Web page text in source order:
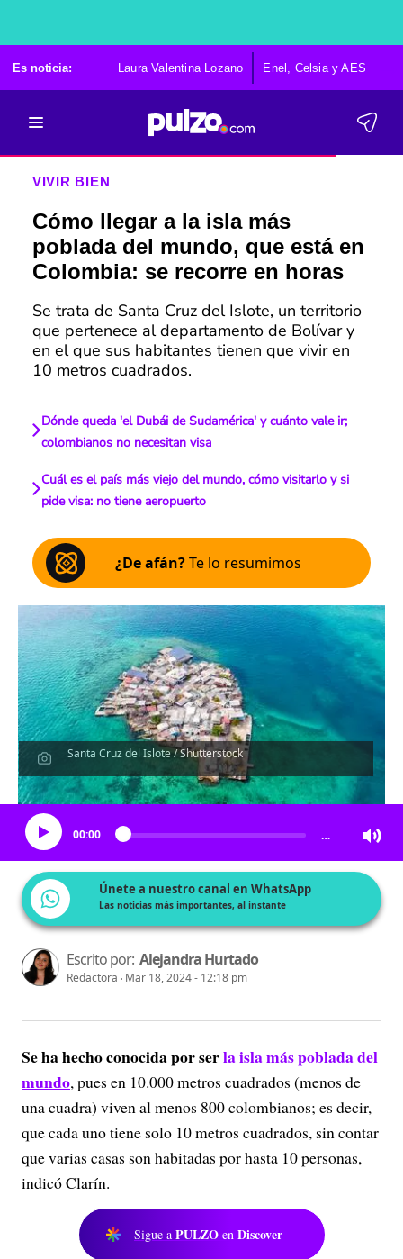
Es noticia: Laura Valentina Lozano Enel, Celsia y AES
VIVIR BIEN
Cómo llegar a la isla más
poblada del mundo, que está en
Colombia: se recorre en horas
Se trata de Santa Cruz del Islote, un territorio
que pertenece al departamento de Bolívar y
en el que sus habitantes tienen que vivir en
10 metros cuadrados.
Dónde queda 'el Dubái de Sudamérica' y cuánto vale ir;
colombianos no necesitan visa
Cuál es el país más viejo del mundo, cómo visitarlo y si
pide visa: no tiene aeropuerto
¿De afán?Te lo resumimos
Santa Cruz del Islote / Shutterstock
Escucha el artículo
00:00 …
Únete a nuestro canal en WhatsApp
Las noticias más importantes, al instante
Escrito por: Alejandra Hurtado
Redactora Mar 18, 2024 - 12:18 pm
Se ha hecho conocida por serla isla más poblada del
mundo, pues en 10.000 metros cuadrados (menos de
una cuadra) viven al menos 800 colombianos; es decir,
que cada uno tiene solo 10 metros cuadrados, sin contar
que varias casas son habitadas por hasta 10 personas,
indicó Clarín.
Sigue a PULZO en Discover